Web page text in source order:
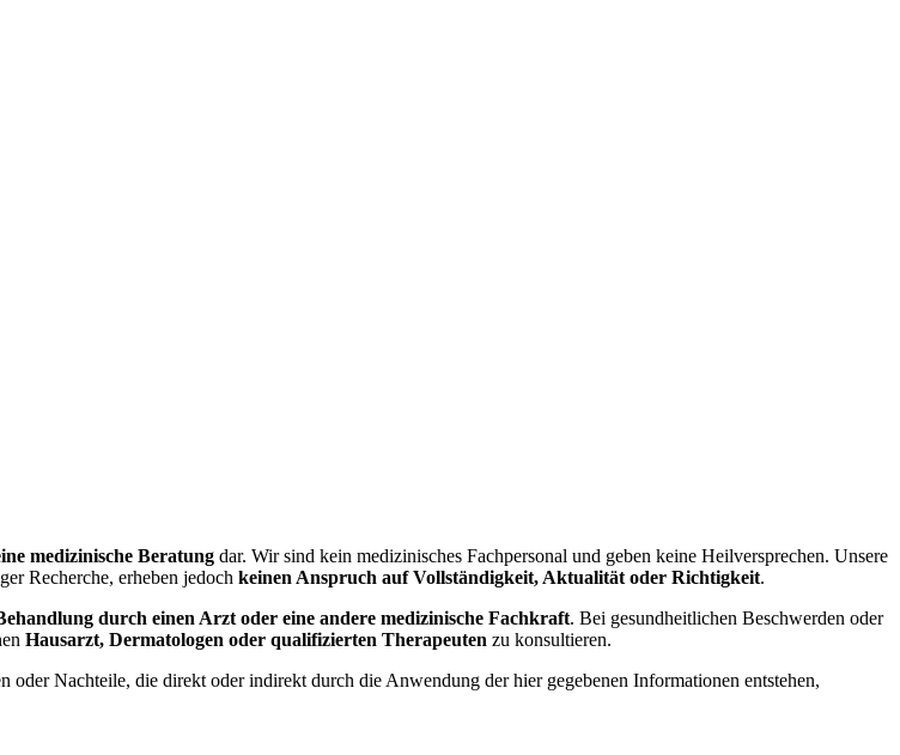
medizinische Beratung dar. Wir sind kein medizinisches Fachpersonal und geben keine Heilversprechen. Unsere
Recherche, erheben jedoch keinen Anspruch auf Vollständigkeit, Aktualität oder Richtigkeit.
durch einen Arzt oder eine andere medizinische Fachkraft. Bei gesundheitlichen Beschwerden oder
Hausarzt, Dermatologen oder qualifizierten Therapeuten zu konsultieren.
oder Nachteile, die direkt oder indirekt durch die Anwendung der hier gegebenen Informationen entstehen,